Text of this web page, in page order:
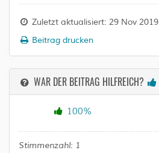
Zuletzt aktualisiert: 29 Nov 2019
Beitrag drucken
WAR DER BEITRAG HILFREICH?
100%
Stimmenzahl: 1